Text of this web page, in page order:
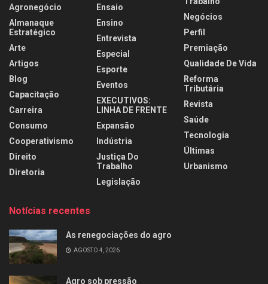
Agronegócio
Almanaque
Estratégico
Arte
Artigos
Blog
Capacitação
Carreira
Consumo
Cooperativismo
Direito
Diretoria
Ensaio
Ensino
Entrevista
Especial
Esporte
Eventos
EXECUTIVOS:
LINHA DE FRENTE
Expansão
Indústria
Justiça Do
Trabalho
Legislação
Negócios
Perfil
Premiação
Qualidade De Vida
Reforma
Tributária
Revista
Saúde
Tecnologia
Últimas
Urbanismo
Notícias recentes
As renegociações do agro
AGOSTO 4, 2026
Agro sob pressão